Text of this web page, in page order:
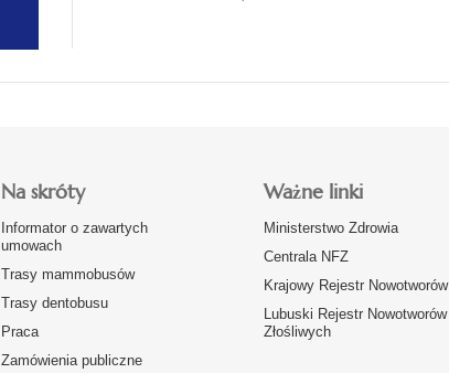
Na skróty
Informator o zawartych
umowach
Trasy mammobusów
Trasy dentobusu
Praca
Zamówienia publiczne
Ważne linki
Ministerstwo Zdrowia
Centrala NFZ
Krajowy Rejestr Nowotworów
Lubuski Rejestr Nowotworów
Złośliwych